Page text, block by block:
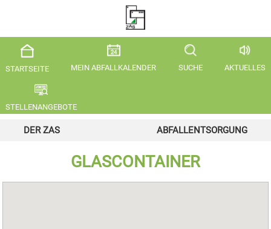
STARTSEITE MEIN ABFALLKALENDER SUCHE AKTUELLES
STELLENANGEBOTE
DER ZAS ABFALLENTSORGUNG
GLASCONTAINER